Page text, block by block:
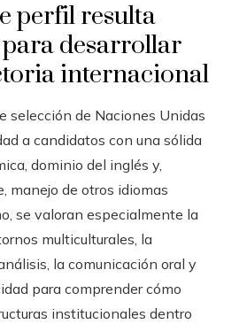
perfil resulta
desarrollar
internacional
selección de Naciones Unidas
a candidatos con una sólida
dominio del inglés y,
manejo de otros idiomas
se valoran especialmente la
multiculturales, la
la comunicación oral y
para comprender cómo
institucionales dentro